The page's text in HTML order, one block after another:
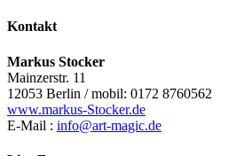
Kontakt
Markus Stocker
Mainzerstr. 11
12053 Berlin / mobil: 0172 8760562
www.markus-Stocker.de
E-Mail : info@art-magic.de